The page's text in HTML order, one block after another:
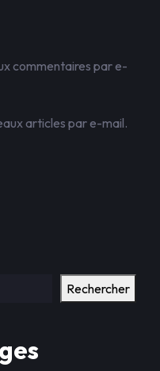
commentaires par e-
articles par e-mail.
Rechercher